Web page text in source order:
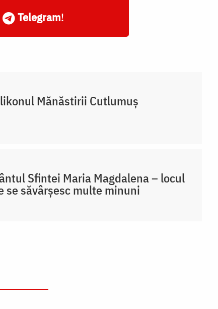
Telegram!
Mănăstirii Cutlumuș
Sfintei Maria Magdalena – locul
se săvârșesc multe minuni